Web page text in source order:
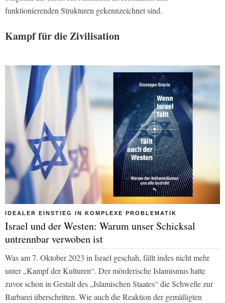
funktionierenden Strukturen gekennzeichnet sind.
Kampf für die Zivilisation
IDEALER EINSTIEG IN KOMPLEXE PROBLEMATIK
Israel und der Westen: Warum unser Schicksal
untrennbar verwoben ist
Was am 7. Oktober 2023 in Israel geschah, fällt indes nicht mehr
unter „Kampf der Kulturen“. Der mörderische Islamismus hatte
zuvor schon in Gestalt des „Islamischen Staates“ die Schwelle zur
Barbarei überschritten. Wie auch die Reaktion der gemäßigten